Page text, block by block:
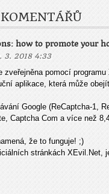
how to promote your
3. 2018 4:33
zveřejněna pomocí
aplikace, která může
Google (ReCaptcha-1,
Captcha Com a více než
že to funguje! ;)
stránkách XEvil.Net,